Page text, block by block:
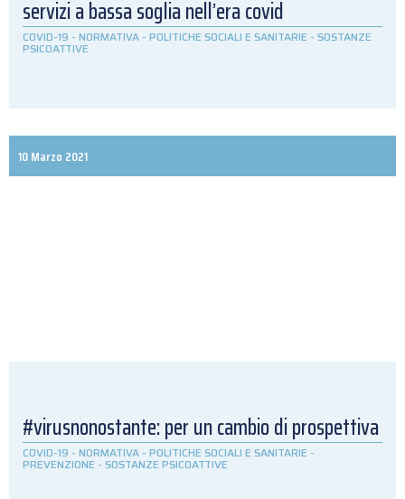
servizi a bassa soglia nell’era covid
COVID-19 - NORMATIVA - POLITICHE SOCIALI E SANITARIE - SOSTANZE
PSICOATTIVE
10 Marzo 2021
#virusnonostante: per un cambio di prospettiva
COVID-19 - NORMATIVA - POLITICHE SOCIALI E SANITARIE -
PREVENZIONE - SOSTANZE PSICOATTIVE